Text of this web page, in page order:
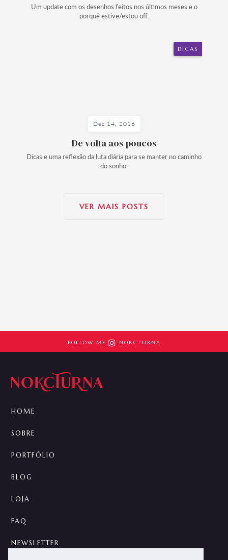
Um update com os desenhos feitos nos últimos meses e o
porquê estive/estou off.
DICAS
Dez 14, 2016
De volta aos poucos
Dicas e uma reflexão da luta diária para se manter no caminho
do sonho.
VER MAIS POSTS
FOLLOW ME  NOKCTURNA
HOME
SOBRE
PORTFÓLIO
BLOG
LOJA
FAQ
NEWSLETTER